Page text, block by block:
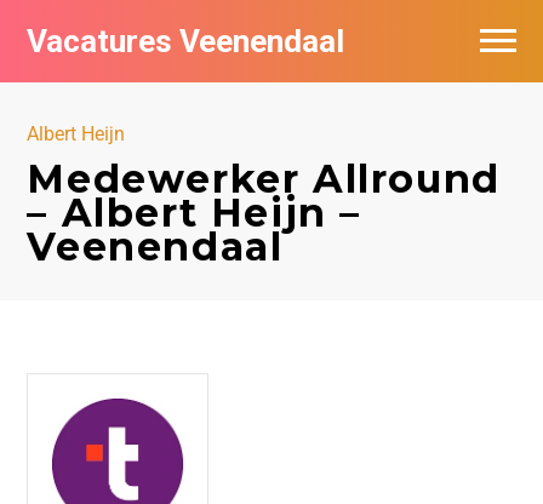
Vacatures Veenendaal
Albert Heijn
Medewerker Allround
– Albert Heijn –
Veenendaal
Vacatures per bedrijf in Veendaal